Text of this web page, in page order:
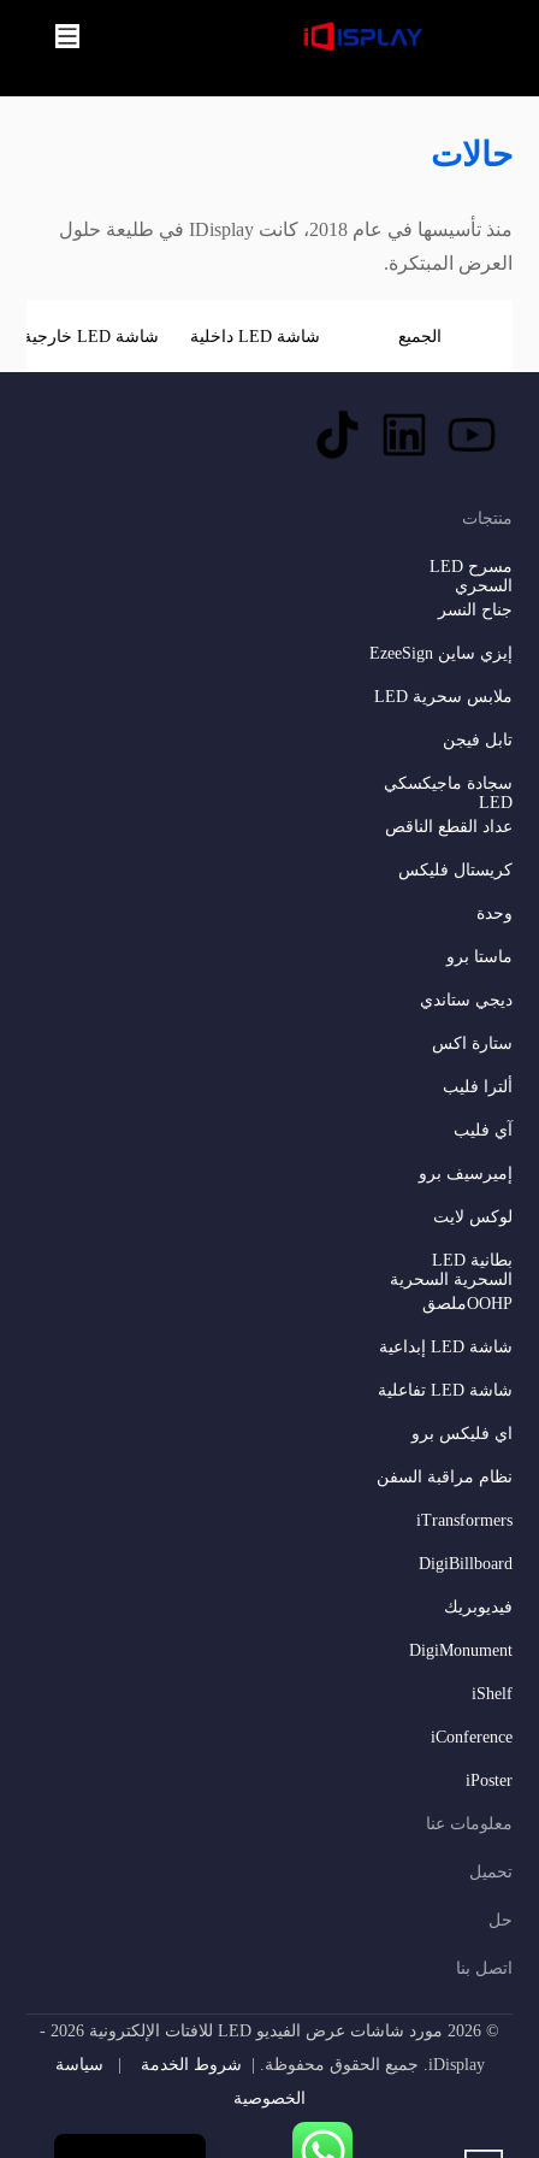
حالات
منذ تأسيسها في عام 2018، كانت IDisplay في طليعة حلول
العرض المبتكرة.
الجميع شاشة LED داخلية شاشة LED خارجية
منتجات
مسرح LED
السحري
جناح النسر
إيزي ساين EzeeSign
ملابس سحرية LED
تابل فيجن
سجادة ماجيكسكي
LED
عداد القطع الناقص
كريستال فليكس
وحدة
ماستا برو
ديجي ستاندي
ستارة اكس
ألترا فليب
آي فليب
إميرسيف برو
لوكس لايت
بطانية LED
السحرية السحرية
OOHPملصق
شاشة LED إبداعية
شاشة LED تفاعلية
اي فليكس برو
نظام مراقبة السفن
iTransformers
DigiBillboard
فيديوبريك
DigiMonument
iShelf
iConference
iPoster
معلومات عنا
تحميل
حل
اتصل بنا
© 2026 مورد شاشات عرض الفيديو LED للافتات الإلكترونية 2026 -
iDisplay. جميع الحقوق محفوظة. |
شروط الخدمة
سياسة
الخصوصية
Portuguese